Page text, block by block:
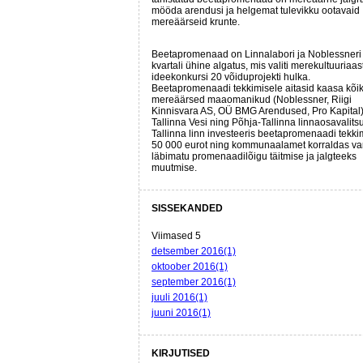
mööda arendusi ja helgemat tulevikku ootavaid
mereäärseid krunte.
Beetapromenaad on Linnalabori ja Noblessneri
kvartali ühine algatus, mis valiti
ideekonkursi 20 võiduprojekti hulka.
Beetapromenaadi tekkimisele aitasid kaasa kõik
mereäärsed maaomanikud (Noblessner, Riigi
Kinnisvara AS, OÜ BMG Arendused, Pro
Tallinna Vesi ning Põhja-Tallinna
Tallinna linn investeeris beetapromenaadi
50 000 eurot ning kommunaalamet korraldas
läbimatu promenaadilõigu täitmise ja jalgteeks
muutmise.
SISSEKANDED
Viimased 5
detsember 2016(1)
oktoober 2016(1)
september 2016(1)
juuli 2016(1)
juuni 2016(1)
KIRJUTISED